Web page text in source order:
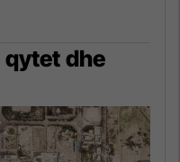
qytet dhe